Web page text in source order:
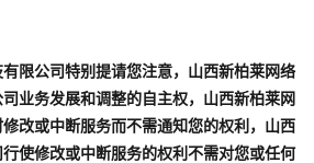
公司特别提请您注意，山西新柏莱网络
业务发展和调整的自主权，山西新柏莱网
改或中断服务而不需通知您的权利，山西
使修改或中断服务的权利不需对您或任何